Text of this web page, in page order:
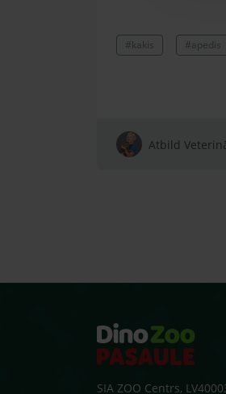
#kakis #apedis
Atbild
SIA ZOO Centrs,